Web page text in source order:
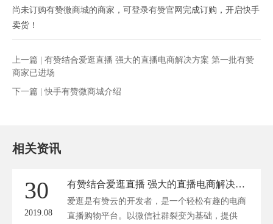
尚未订购有赞微商城的商家，可登录有赞官网 完成订购，开启快手
卖货！
上一篇 | 有赞结合爱逛直播 强大的直播电商解决方案 第一批有赞
商家已进场
下一篇 |快手有赞微商城介绍
相关资讯
30
2019.08
有赞结合爱逛直播 强大的直播电商解决方案 第一批有赞商家已进场
爱逛是有赞云的开发者，是一个轻松有趣的电商
直播购物平台。以微信社群裂变为基础，提供